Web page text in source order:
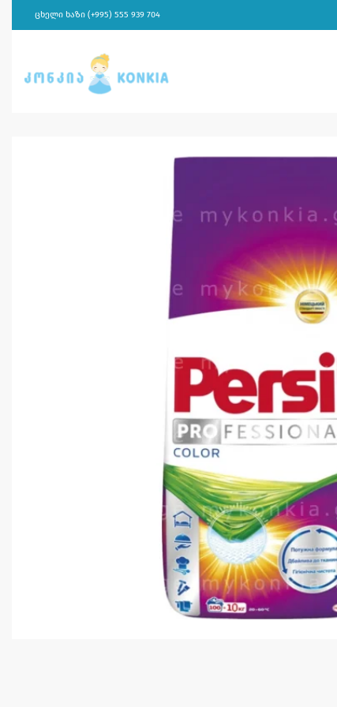
ცხელი ხაზი (+995) 555 939 704